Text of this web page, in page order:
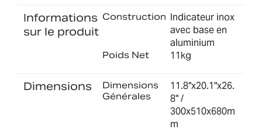
Informations
sur le produit
Construction Indicateur inox
avec base en
aluminium
Poids Net 11kg
Dimensions
Dimensions
Générales
11.8"x20.1"x26.
8" /
300x510x680m
m